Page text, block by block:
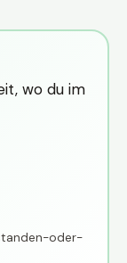
wo du im
oder-